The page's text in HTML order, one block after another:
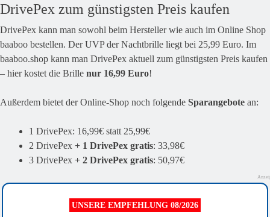
DrivePex zum günstigsten Preis kaufen
DrivePex kann man sowohl beim Hersteller wie auch im Online Shop
baaboo bestellen. Der UVP der Nachtbrille liegt bei 25,99 Euro. Im
baaboo.shop kann man DrivePex aktuell zum günstigsten Preis kaufen
– hier kostet die Brille nur 16,99 Euro!
Außerdem bietet der Online-Shop noch folgende Sparangebote an:
1 DrivePex: 16,99€ statt 25,99€
2 DrivePex + 1 DrivePex gratis: 33,98€
3 DrivePex + 2 DrivePex gratis: 50,97€
UNSERE EMPFEHLUNG 08/2026